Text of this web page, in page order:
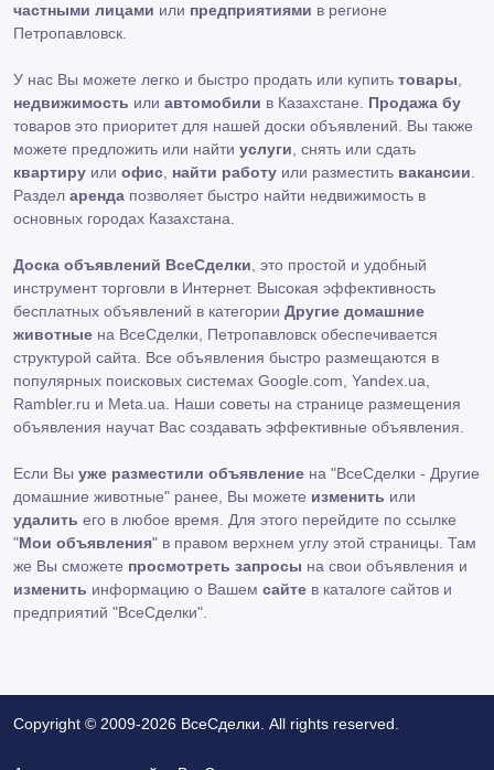
частными лицами или предприятиями в регионе
Петропавловск.
У нас Вы можете легко и быстро продать или купить товары
недвижимость или автомобили в Казахстане. Продажа бу
товаров это приоритет для нашей доски объявлений. Вы также
можете предложить или найти услуги , снять или сдать
квартиру или офис найти работу или разместить вакансии
Раздел аренда позволяет быстро найти недвижимость в
основных городах Казахстана.
Доска объявлений ВсеСделки , это простой и удобный
инструмент торговли в Интернет. Высокая эффективность
бесплатных объявлений в категории Другие домашние
животные на ВсеСделки, Петропавловск обеспечивается
структурой сайта. Все объявления быстро размещаются в
популярных поисковых системах Google.com, Yandex.ua,
Rambler.ru и Meta.ua. Наши советы на странице размещения
объявления научат Вас создавать эффективные объявления.
Если Вы уже разместили объявление на "ВсеСделки - Другие
домашние животные" ранее, Вы можете изменить или
удалить его в любое время. Для этого перейдите по ссылке
"Мои объявления" в правом верхнем углу этой страницы. Там
же Вы сможете просмотреть запросы на свои объявления и
изменить информацию о Вашем сайте в каталоге сайтов и
предприятий "ВсеСделки".
Copyright © 2009-2026 ВсеСделки. All rights reserved.